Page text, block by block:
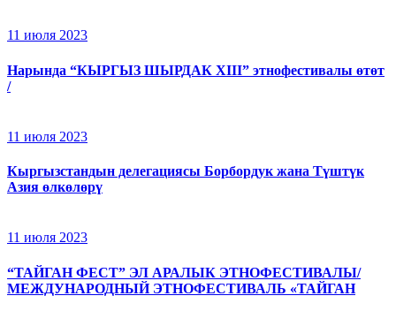
11 июля 2023
Нарында “КЫРГЫЗ ШЫРДАК XIII” этнофестивалы өтөт
/
11 июля 2023
Кыргызстандын делегациясы Борбордук жана Түштүк
Азия өлкөлөрү
11 июля 2023
“ТАЙГАН ФЕСТ” ЭЛ АРАЛЫК ЭТНОФЕСТИВАЛЫ/
МЕЖДУНАРОДНЫЙ ЭТНОФЕСТИВАЛЬ «ТАЙГАН